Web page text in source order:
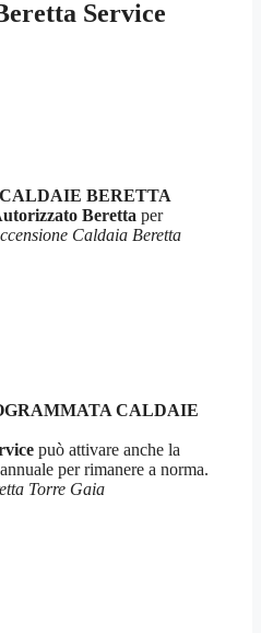
Service
BERETTA
Beretta per
Caldaia Beretta
CALDAIE
può attivare anche la
per rimanere a norma.
Torre Gaia